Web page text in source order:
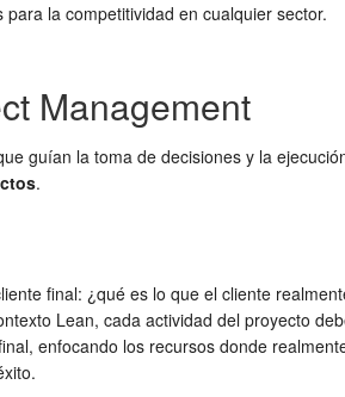
la competitividad en cualquier sector.
Management
guían la toma de decisiones y la
.
final: ¿qué es lo que el cliente
Lean, cada actividad del proyecto
enfocando los recursos donde